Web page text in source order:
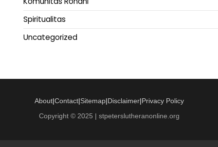
Spiritualitas
Uncategorized
About|Contact|Sitemap|Disclaimer|Privacy Policy
Copyright © 2025 | stpeterslutheranonline.org